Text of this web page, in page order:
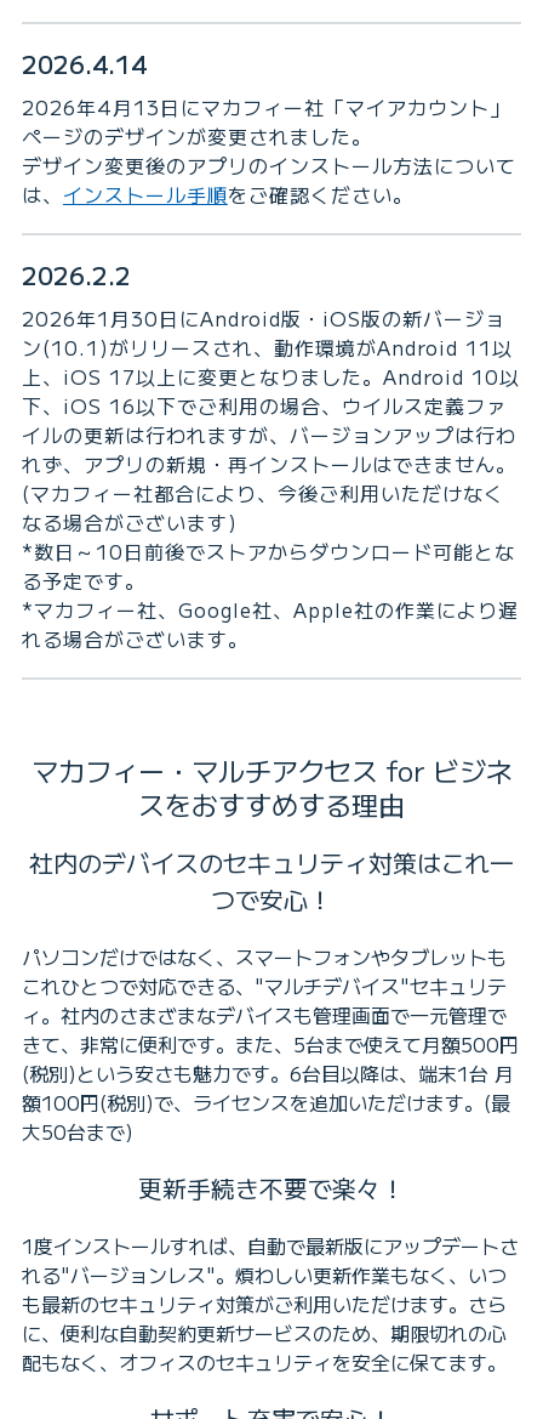
2026.4.14
2026年4月13日にマカフィー社「マイアカウント」
ページのデザインが変更されました。
デザイン変更後のアプリのインストール方法について
は、 インストール手順をご確認ください。
2026.2.2
2026年1月30日にAndroid版・iOS版の新バージョ
ン(10.1)がリリースされ、動作環境がAndroid 11以
上、iOS 17以上に変更となりました。Android 10以
下、iOS 16以下でご利用の場合、ウイルス定義ファ
イルの更新は行われますが、バージョンアップは行わ
れず、アプリの新規・再インストールはできません。
(マカフィー社都合により、今後ご利用いただけなく
なる場合がございます)
*数日～10日前後でストアからダウンロード可能とな
る予定です。
*マカフィー社、Google社、Apple社の作業により遅
れる場合がございます。
マカフィー・マルチアクセス for ビジネ
スをおすすめする理由
社内のデバイスのセキュリティ対策はこれ一
つで安心！
パソコンだけではなく、スマートフォンやタブレットも
これひとつで対応できる、"マルチデバイス"セキュリテ
ィ。社内のさまざまなデバイスも管理画面で一元管理で
きて、非常に便利です。また、5台まで使えて月額500円
(税別)という安さも魅力です。6台目以降は、端末1台 月
額100円(税別)で、ライセンスを追加いただけます。(最
大50台まで)
更新手続き不要で楽々！
1度インストールすれば、自動で最新版にアップデートさ
れる"バージョンレス"。煩わしい更新作業もなく、いつ
も最新のセキュリティ対策がご利用いただけます。さら
に、便利な自動契約更新サービスのため、期限切れの心
配もなく、オフィスのセキュリティを安全に保てます。